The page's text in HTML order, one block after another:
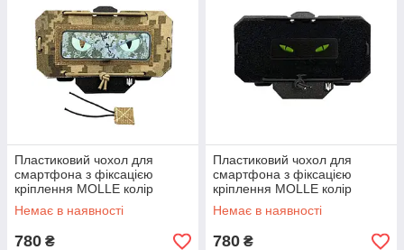
Пластиковий чохол для
смартфона з фіксацією
кріплення MOLLE колір
Піксель
Немає в наявності
780 ₴
Пластиковий чохол для
смартфона з фіксацією
кріплення MOLLE колір
Чорний
Немає в наявності
780 ₴